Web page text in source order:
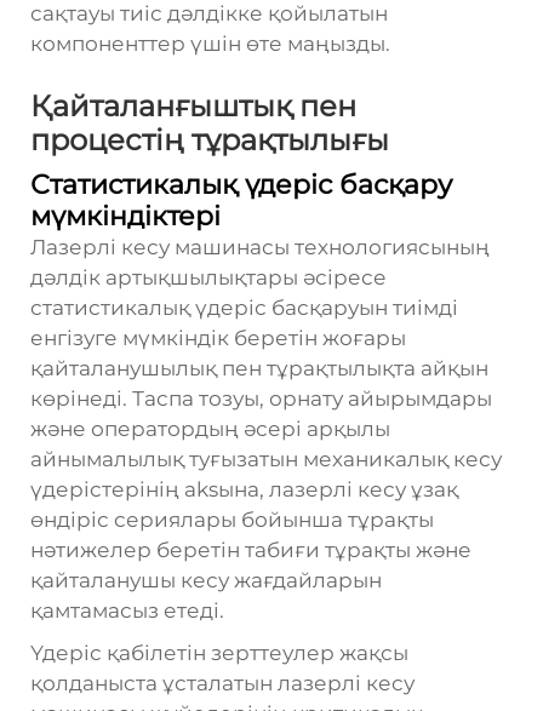
сақтауы тиіс дәлдікке қойылатын
компоненттер үшін өте маңызды.
Қайталанғыштық пен
процестің тұрақтылығы
Статистикалық үдеріс басқару
мүмкіндіктері
Лазерлі кесу машинасы технологиясының
дәлдік артықшылықтары әсіресе
статистикалық үдеріс басқаруын тиімді
енгізуге мүмкіндік беретін жоғары
қайталанушылық пен тұрақтылықта айқын
көрінеді. Таспа тозуы, орнату айырымдары
және оператордың әсері арқылы
айнымалылық туғызатын механикалық кесу
үдерістерінің аksына, лазерлі кесу ұзақ
өндіріс сериялары бойынша тұрақты
нәтижелер беретін табиғи тұрақты және
қайталанушы кесу жағдайларын
қамтамасыз етеді.
Үдеріс қабілетін зерттеулер жақсы
қолданыста ұсталатын лазерлі кесу